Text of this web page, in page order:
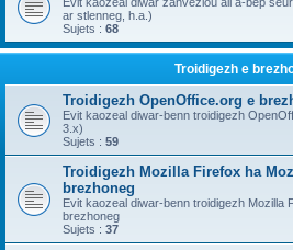
ar stlenneg, h.a.)
Sujets : 68
Troidigezh e
Troidigezh OpenOffice.org e
Evit kaozeal diwar-benn troidigezh
3.x)
Sujets : 59
Troidigezh Mozilla Firefox ha
brezhoneg
Evit kaozeal diwar-benn troidigezh Mozilla
brezhoneg
Sujets : 37